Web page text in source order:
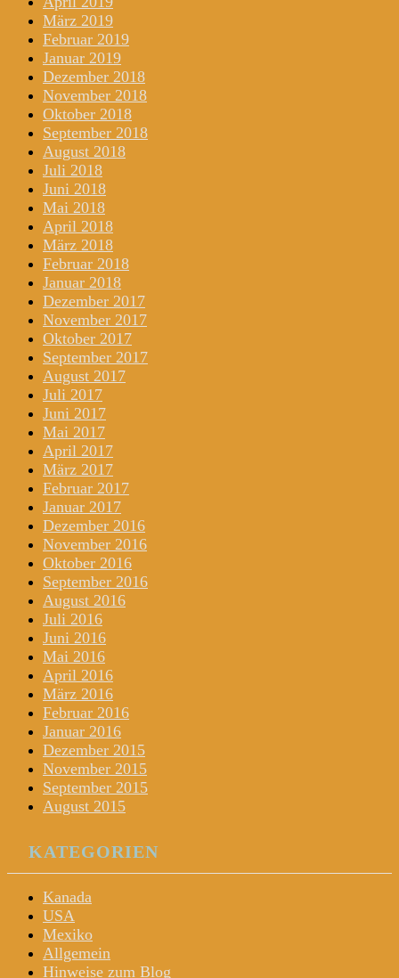
März 2019
Februar 2019
Januar 2019
Dezember 2018
November 2018
Oktober 2018
September 2018
August 2018
Juli 2018
Juni 2018
Mai 2018
April 2018
März 2018
Februar 2018
Januar 2018
Dezember 2017
November 2017
Oktober 2017
September 2017
August 2017
Juli 2017
Juni 2017
Mai 2017
April 2017
März 2017
Februar 2017
Januar 2017
Dezember 2016
November 2016
Oktober 2016
September 2016
August 2016
Juli 2016
Juni 2016
Mai 2016
April 2016
März 2016
Februar 2016
Januar 2016
Dezember 2015
November 2015
September 2015
August 2015
KATEGORIEN
Kanada
USA
Mexiko
Allgemein
Hinweise zum Blog